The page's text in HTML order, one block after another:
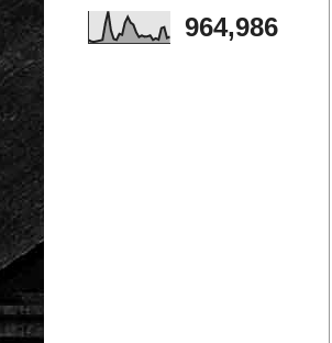
964,986